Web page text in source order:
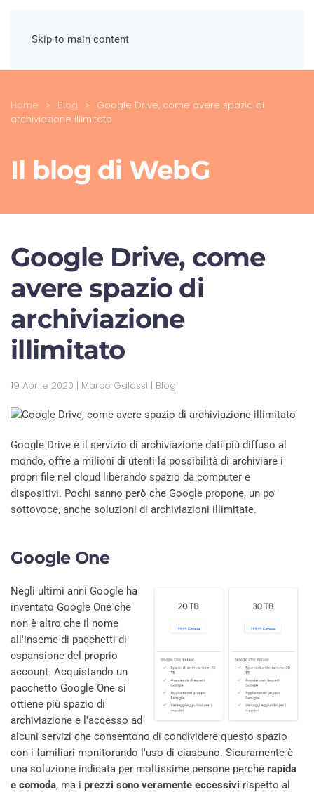
Skip to main content
Home Blog
Google Drive, come avere spazio di
archiviazione illimitato
Il blog di WebG
Google Drive, come
avere spazio di
archiviazione
illimitato
19 Aprile 2020 | Marco Galassi | Blog
Google Drive è il servizio di archiviazione dati più diffuso al
mondo, offre a milioni di utenti la possibilità di archiviare i
propri file nel cloud liberando spazio da computer e
dispositivi. Pochi sanno però che Google propone, un po'
sottovoce, anche soluzioni di archiviazioni illimitate.
Google One
Negli ultimi anni Google ha
inventato Google One che
non è altro che il nome
all'inseme di pacchetti di
espansione del proprio
account. Acquistando un
pacchetto Google One si
ottiene più spazio di
archiviazione e l'accesso ad
alcuni servizi che consentono di condividere questo spazio
con i familiari monitorando l'uso di ciascuno. Sicuramente è
una soluzione indicata per moltissime persone perchè rapida
e comoda, ma i prezzi sono veramente eccessivi rispetto al